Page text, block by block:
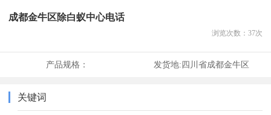
成都金牛区除白蚁中心电话
浏览次数： 37次
产品规格： 发货地:四川省成都金牛区
关键词